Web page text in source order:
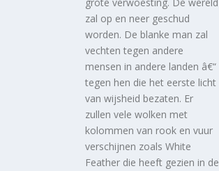
zal op en neer geschud
worden. De blanke man zal
vechten tegen andere
mensen in andere landen â€“
tegen hen die het eerste licht
van wijsheid bezaten. Er
zullen vele wolken met
kolommen van rook en vuur
verschijnen zoals White
Feather die heeft gezien in de